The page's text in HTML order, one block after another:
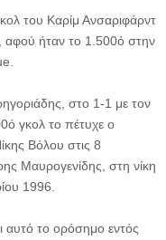
του Καρίμ Ανσαριφάρντ
αφού ήταν το 1.500ό στην
στο 1-1 με τον
γκολ το πέτυχε ο
Βόλου στις 8
Μαυρογενίδης, στη νίκη
1996.
αυτό το ορόσημο εντός